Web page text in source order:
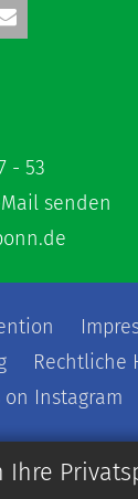
Ihre
- 53
senden
Rechtliche
on Instagram